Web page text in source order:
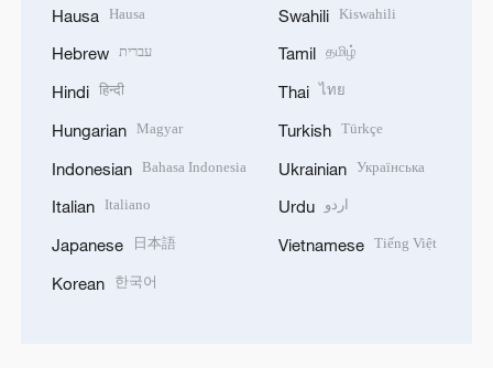
Hausa Hausa
Hebrew עברית
Hindi हिन्दी
Hungarian Magyar
Indonesian Bahasa Indonesia
Italian Italiano
Japanese 日本語
Korean 한국어
Swahili Kiswahili
Tamil தமிழ்
Thai ไทย
Turkish Türkçe
Ukrainian Українська
Urdu اردو
Vietnamese Tiếng Việt